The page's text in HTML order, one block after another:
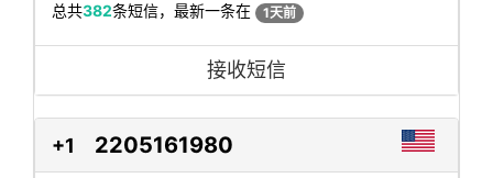
总共382条短信，最新一条在 1天前
接收短信
+1 2205161980